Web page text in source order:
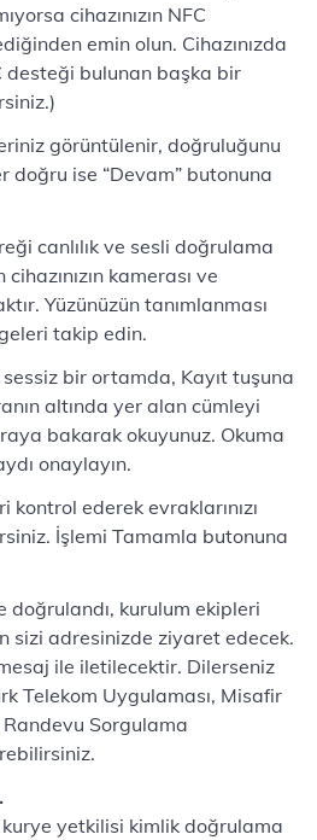
cihazınızın NFC
emin olun. Cihazınızda
desteği bulunan başka bir
görüntülenir, doğruluğunu
doğru ise “Devam” butonuna
canlılık ve sesli doğrulama
kamerası ve
Yüzünüzün tanımlanması
takip edin.
bir ortamda, Kayıt tuşuna
altında yer alan cümleyi
bakarak okuyunuz. Okuma
onaylayın.
ederek evraklarınızı
İşlemi Tamamla butonuna
doğrulandı, kurulum ekipleri
sizi adresinizde ziyaret edecek.
ile iletilecektir. Dilerseniz
Telekom Uygulaması, Misafir
Sorgulama
yetkilisi kimlik doğrulama